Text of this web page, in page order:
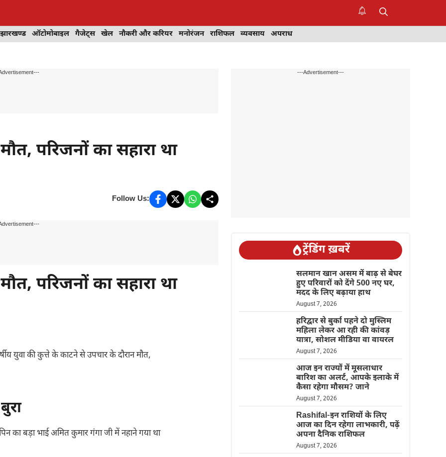
झारखण्ड ऑटोमोबाइल गैजेट्स खेल नौकरी और करियर मनोरंजन राशिफल व्यवसाय अपराध
परिजनों का सहारा था
Follow Us:
परिजनों का सहारा था
युवा की कुत्ते के काटने से उपचार के दौरान मौत,
का बड़ा भाई अमित कुमार गंगा जी में नहाने गया था
---Advertisement---
ट्रेंडिंग ख़बरें
सलमान खान असम में बाढ़ से बेघर
हुए परिवारों को देंगे 500 नए घर,
मदद के लिए बढ़ाया हाथ
August 7, 2026
हरिद्वार से बुर्का पहने दो मुस्लिम
महिला लेकर आ रही की कांवड़
यात्रा, सोशल मीडिया वा वायरल
August 7, 2026
आज इन राज्यों में मूसलाधार
बारिश का अलर्ट, आपके इलाके में
कैसा रहेगा मौसम? जाने
August 7, 2026
Rashifal-इन राशियों के लिए
आज का दिन रहेगा लाभकारी, पढ़ें
अपना दैनिक राशिफल
August 7, 2026